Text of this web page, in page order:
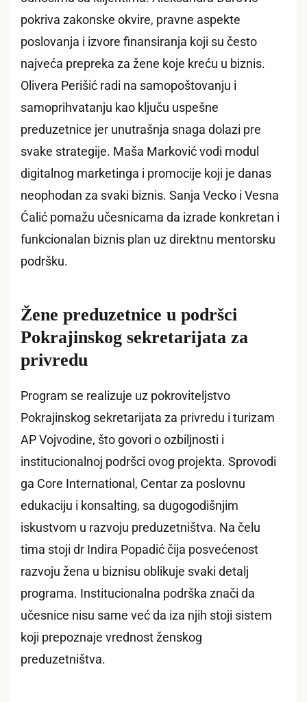
pokriva zakonske okvire, pravne aspekte
poslovanja i izvore finansiranja koji su često
najveća prepreka za žene koje kreću u biznis.
Olivera Perišić radi na samopoštovanju i
samoprihvatanju kao ključu uspešne
preduzetnice jer unutrašnja snaga dolazi pre
svake strategije. Maša Marković vodi modul
digitalnog marketinga i promocije koji je danas
neophodan za svaki biznis. Sanja Vecko i Vesna
Ćalić pomažu učesnicama da izrade konkretan i
funkcionalan biznis plan uz direktnu mentorsku
podršku.
Žene preduzetnice u podršci
Pokrajinskog sekretarijata za
privredu
Program se realizuje uz pokroviteljstvo
Pokrajinskog sekretarijata za privredu i turizam
AP Vojvodine, što govori o ozbiljnosti i
institucionalnoj podršci ovog projekta. Sprovodi
ga Core International, Centar za poslovnu
edukaciju i konsalting, sa dugogodišnjim
iskustvom u razvoju preduzetništva. Na čelu
tima stoji dr Indira Popadić čija posvećenost
razvoju žena u biznisu oblikuje svaki detalj
programa. Institucionalna podrška znači da
učesnice nisu same već da iza njih stoji sistem
koji prepoznaje vrednost ženskog
preduzetništva.